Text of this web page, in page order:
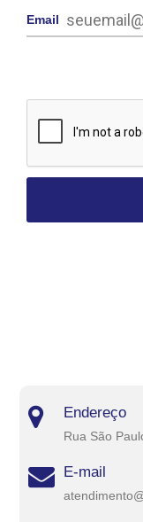
Email
Endereço
Rua São
E-mail